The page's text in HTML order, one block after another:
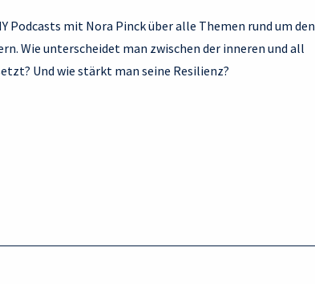
Podcasts mit Nora Pinck über alle Themen rund um den
Wie unterscheidet man zwischen der inneren und all
Und wie stärkt man seine Resilienz?